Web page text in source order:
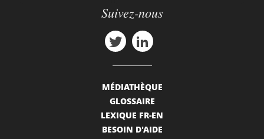
Suivez-nous
MÉDIATHÈQUE
GLOSSAIRE
LEXIQUE FR-EN
BESOIN D'AIDE